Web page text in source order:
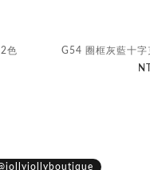
色
G54 圈框灰藍十